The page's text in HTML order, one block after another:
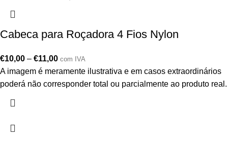
Cabeca para Roçadora 4 Fios Nylon
€10,00 – €11,00 com IVA
A imagem é meramente ilustrativa e em casos extraordinários
poderá não corresponder total ou parcialmente ao produto real.